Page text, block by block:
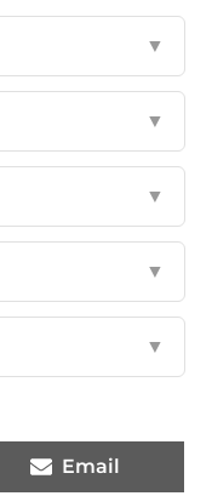
▼
▼
▼
▼
▼
Email